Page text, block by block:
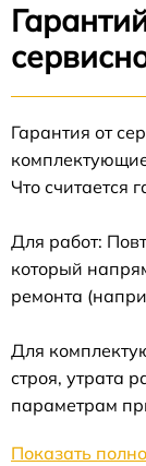
Гарантия от
Что считается
Для работ:
который
ремонта
Для
строя, утрата
параметрам
Показать